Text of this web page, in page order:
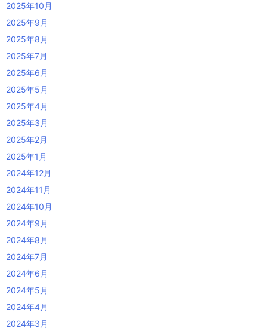
2025年10月
2025年9月
2025年8月
2025年7月
2025年6月
2025年5月
2025年4月
2025年3月
2025年2月
2025年1月
2024年12月
2024年11月
2024年10月
2024年9月
2024年8月
2024年7月
2024年6月
2024年5月
2024年4月
2024年3月